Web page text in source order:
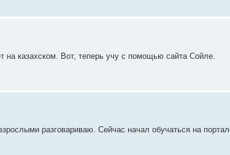
на казахском. Вот, теперь учу с помощью сайта Сойле.
разговариваю. Сейчас начал обучаться на